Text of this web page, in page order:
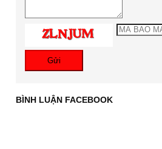
Gửi
BÌNH LUẬN FACEBOOK